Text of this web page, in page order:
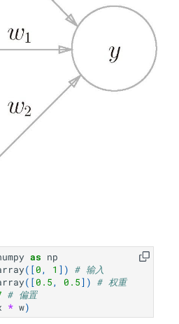
as np
([0, 1 ]) # 输入
([0.5, 0.5]) # 权重
# 偏置
* w)